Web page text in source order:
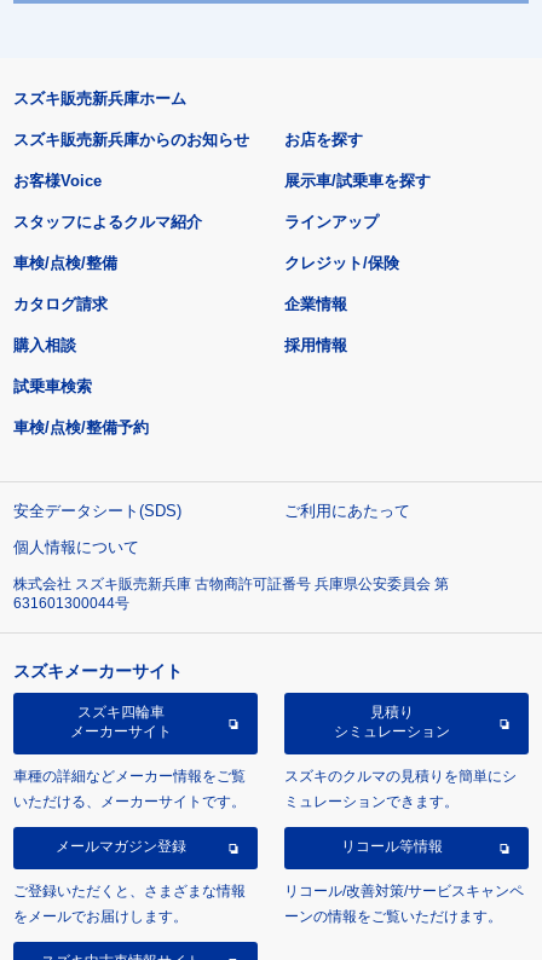
スズキ販売新兵庫ホーム
スズキ販売新兵庫からのお知らせ
お客様Voice
スタッフによるクルマ紹介
お店を探す
展示車/試乗車を探す
ラインアップ
車検/点検/整備 クレジット/保険
カタログ請求
購入相談
試乗車検索
車検/点検/整備予約
企業情報
採用情報
安全データシート(SDS)
ご利用にあたって
個人情報について
株式会社 スズキ販売新兵庫 古物商許可証番号 兵庫県公安委員会 第
631601300044号
スズキメーカーサイト
スズキ四輪車
メーカーサイト
車種の詳細などメーカー情報をご覧
いただける、メーカーサイトです。
見積り
シミュレーション
スズキのクルマの見積りを簡単にシ
ミュレーションできます。
メールマガジン登録
ご登録いただくと、さまざまな情報
をメールでお届けします。
リコール等情報
リコール/改善対策/サービスキャンペ
ーンの情報をご覧いただけます。